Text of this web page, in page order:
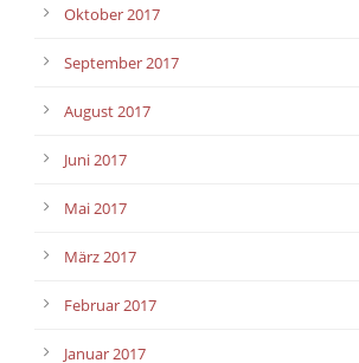
Oktober 2017
September 2017
August 2017
Juni 2017
Mai 2017
März 2017
Februar 2017
Januar 2017